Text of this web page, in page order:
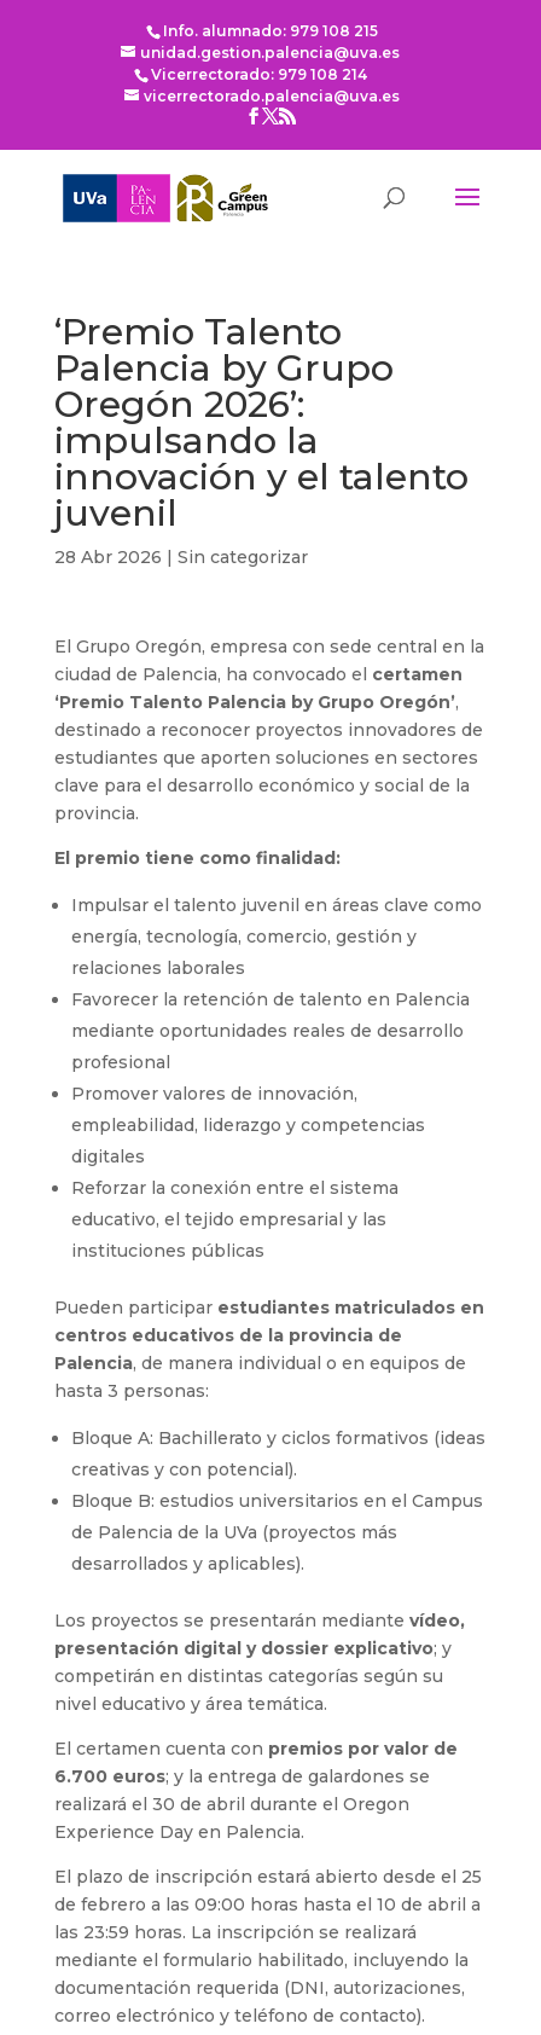
Info. alumnado: 979 108 215
unidad.gestion.palencia@uva.es
Vicerrectorado: 979 108 214
vicerrectorado.palencia@uva.es
‘Premio Talento
Palencia by Grupo
Oregón 2026’:
impulsando la
innovación y el talento
juvenil
28 Abr 2026 | Sin categorizar
El Grupo Oregón, empresa con sede central en la
ciudad de Palencia, ha convocado el certamen
‘Premio Talento Palencia by Grupo Oregón’,
destinado a reconocer proyectos innovadores de
estudiantes que aporten soluciones en sectores
clave para el desarrollo económico y social de la
provincia.
El premio tiene como finalidad:
Impulsar el talento juvenil en áreas clave como
energía, tecnología, comercio, gestión y
relaciones laborales
Favorecer la retención de talento en Palencia
mediante oportunidades reales de desarrollo
profesional
Promover valores de innovación,
empleabilidad, liderazgo y competencias
digitales
Reforzar la conexión entre el sistema
educativo, el tejido empresarial y las
instituciones públicas
Pueden participar estudiantes matriculados en
centros educativos de la provincia de
Palencia, de manera individual o en equipos de
hasta 3 personas:
Bloque A: Bachillerato y ciclos formativos (ideas
creativas y con potencial).
Bloque B: estudios universitarios en el Campus
de Palencia de la UVa (proyectos más
desarrollados y aplicables).
Los proyectos se presentarán mediante vídeo,
presentación digital y dossier explicativo; y
competirán en distintas categorías según su
nivel educativo y área temática.
El certamen cuenta con premios por valor de
6.700 euros; y la entrega de galardones se
realizará el 30 de abril durante el Oregon
Experience Day en Palencia.
El plazo de inscripción estará abierto desde el 25
de febrero a las 09:00 horas hasta el 10 de abril a
las 23:59 horas. La inscripción se realizará
mediante el formulario habilitado, incluyendo la
documentación requerida (DNI, autorizaciones,
correo electrónico y teléfono de contacto).